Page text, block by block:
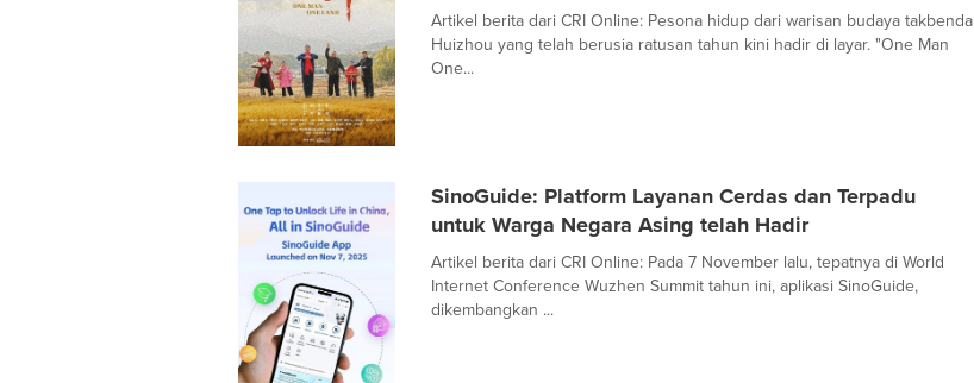
Artikel berita dari CRI Online: Pesona hidup dari warisan budaya takbenda
Huizhou yang telah berusia ratusan tahun kini hadir di layar. "One Man
One...
SinoGuide: Platform Layanan Cerdas dan Terpadu
untuk Warga Negara Asing telah Hadir
Artikel berita dari CRI Online: Pada 7 November lalu, tepatnya di World
Internet Conference Wuzhen Summit tahun ini, aplikasi SinoGuide,
dikembangkan ...